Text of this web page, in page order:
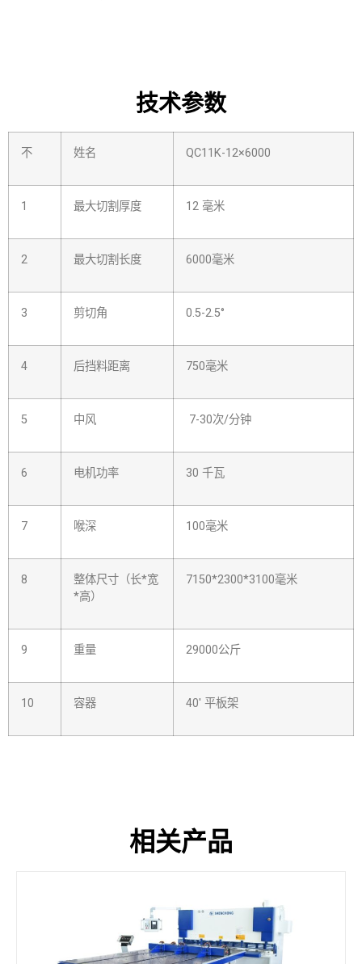
技术参数
不 姓名 QC11K-12×6000
1 最大切割厚度 12 毫米
2 最大切割长度 6000毫米
3 剪切角 0.5-2.5°
4 后挡料距离 750毫米
5 中风 7-30次/分钟
6 电机功率 30 千瓦
7 喉深 100毫米
8
整体尺寸（长*宽
*高）
7150*2300*3100毫米
9 重量 29000公斤
10 容器 40' 平板架
相关产品